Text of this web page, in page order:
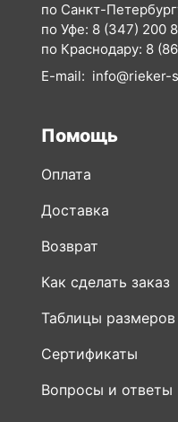
по Санкт-
по Уфе: 8 (347) 200
по Краснодару: 8
E-mail: info@rieker-
Помощь
Оплата
Доставка
Возврат
Как сделать заказ
Таблицы
Сертификаты
Вопросы и ответы